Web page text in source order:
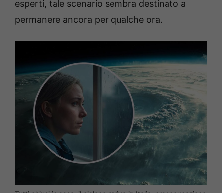
esperti, tale scenario sembra destinato a
permanere ancora per qualche ora.